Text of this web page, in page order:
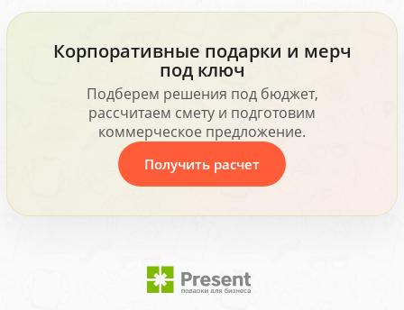
Корпоративные подарки и мерч
под ключ
Подберем решения под бюджет,
рассчитаем смету и подготовим
коммерческое предложение.
Получить расчет